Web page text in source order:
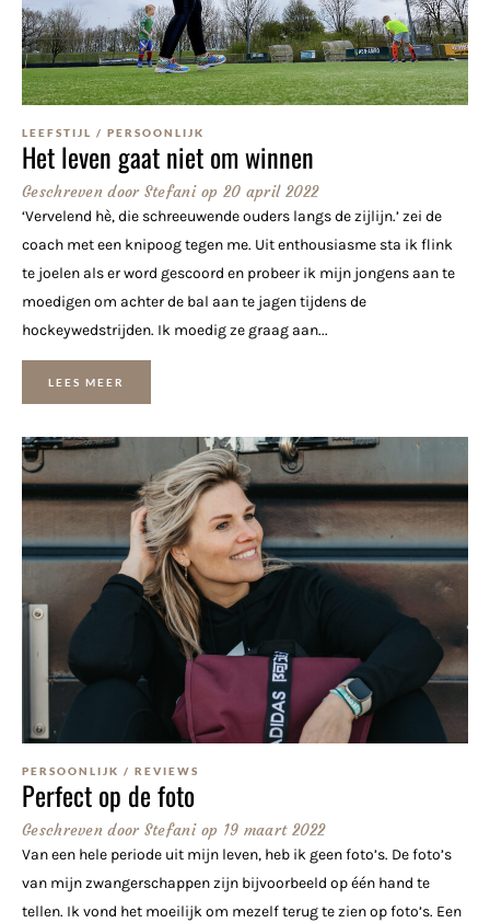
LEEFSTIJL / PERSOONLIJK
Het leven gaat niet om winnen
Geschreven doorStefani op 20 april 2022
‘Vervelend hè, die schreeuwende ouders langs de zijlijn.’ zei de
coach met een knipoog tegen me. Uit enthousiasme sta ik flink
te joelen als er word gescoord en probeer ik mijn jongens aan te
moedigen om achter de bal aan te jagen tijdens de
hockeywedstrijden. Ik moedig ze graag aan...
LEES MEER
PERSOONLIJK / REVIEWS
Perfect op de foto
Geschreven doorStefani op 19 maart 2022
Van een hele periode uit mijn leven, heb ik geen foto’s. De foto’s
van mijn zwangerschappen zijn bijvoorbeeld op één hand te
tellen. Ik vond het moeilijk om mezelf terug te zien op foto’s. Een